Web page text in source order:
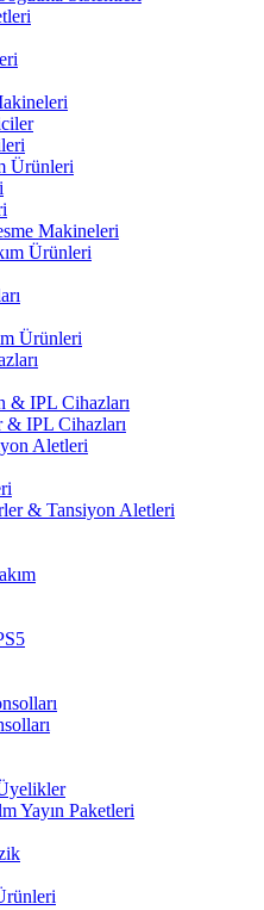
Ürünleri
Makineleri
Ürünleri
Ürünleri
& IPL Cihazları
IPL Cihazları
Aletleri
& Tansiyon Aletleri
Yayın Paketleri